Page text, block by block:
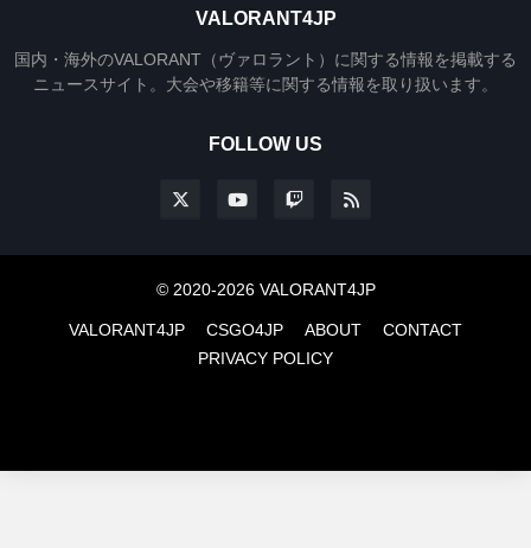
VALORANT4JP
国内・海外のVALORANT（ヴァロラント）に関する情報を掲載する
ニュースサイト。大会や移籍等に関する情報を取り扱います。
FOLLOW US
© 2020-2026 VALORANT4JP
VALORANT4JP CSGO4JP ABOUT
CONTACT
PRIVACY POLICY